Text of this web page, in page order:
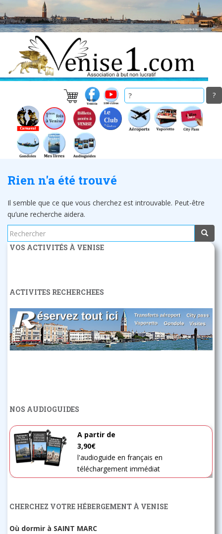
to
main
Rien n'a été trouvé
Il semble que ce que vous cherchez est introuvable. Peut-être
qu’une recherche aidera.
Rechercher...
VOS ACTIVITÉS À VENISE
ACTIVITES RECHERCHEES
NOS AUDIOGUIDES
A partir de
3,90€
l'audioguide en français en
téléchargement immédiat
CHERCHEZ VOTRE HÉBERGEMENT À VENISE
Où dormir à SAINT MARC